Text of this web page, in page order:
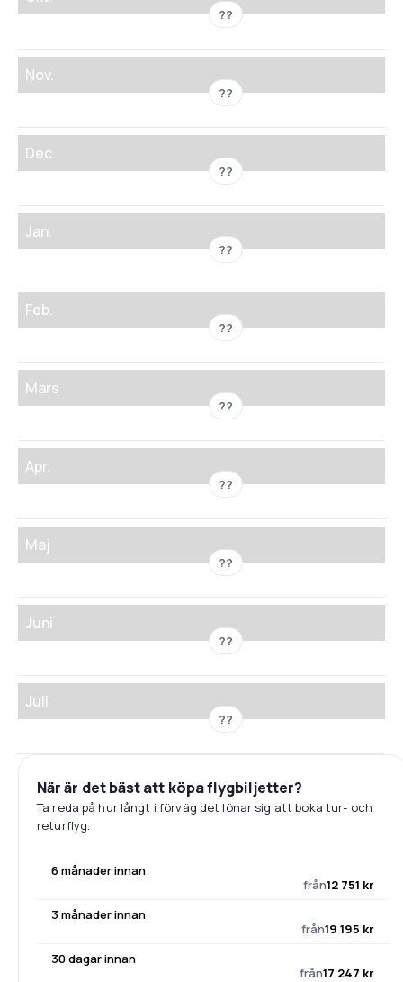
??
Nov.
??
Dec.
??
Jan.
??
Feb.
??
Mars
??
Apr.
??
Maj
??
Juni
??
Juli
??
När är det bäst att köpa flygbiljetter?
Ta reda på hur långt i förväg det lönar sig att boka tur- och
returflyg.
6 månader innan
från12 751 kr
3 månader innan
från19 195 kr
30 dagar innan
från17 247 kr